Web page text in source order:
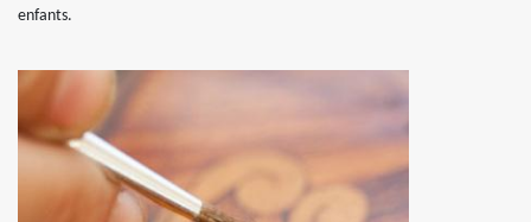
enfants.